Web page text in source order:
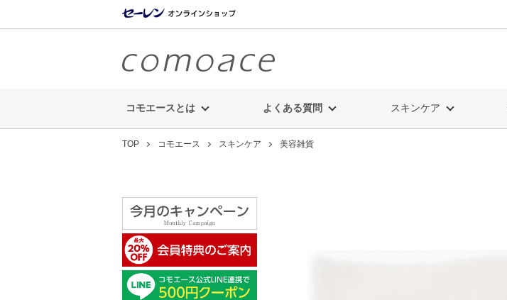
コモエースとは よくある質問 スキンケア
TOP コモエース スキンケア 美容雑貨